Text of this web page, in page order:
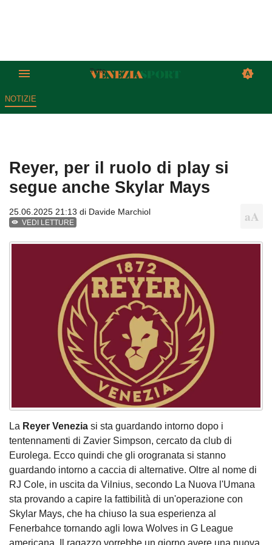
NOTIZIE
Reyer, per il ruolo di play si
segue anche Skylar Mays
25.06.2025 21:13 di Davide Marchiol
VEDI LETTURE
La Reyer Venezia si sta guardando intorno dopo i
tentennamenti di Zavier Simpson, cercato da club di
Eurolega. Ecco quindi che gli orogranata si stanno
guardando intorno a caccia di alternative. Oltre al nome di
RJ Cole, in uscita da Vilnius, secondo La Nuova l'Umana
sta provando a capire la fattibilità di un'operazione con
Skylar Mays, che ha chiuso la sua esperienza al
Fenerbahce tornando agli Iowa Wolves in G League
americana. Il ragazzo vorrebbe un giorno avere una nuova